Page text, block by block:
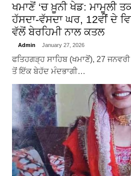
ਖਮਾਣੋਂ ‘ਚ ਖ਼ੂਨੀ ਖੇਡ: ਮਾਮੂਲੀ
ਹੱਸਦਾ-ਵੱਸਦਾ ਘਰ, 12ਵੀਂ ਦੇ
ਵੱਲੋਂ ਬੇਰਹਿਮੀ ਨਾਲ ਕਤਲ
Admin January 27, 2026
ਫਤਿਹਗੜ੍ਹ ਸਾਹਿਬ (ਖਮਾਣੋਂ), 27
ਤੋਂ ਇੱਕ ਬੇਹੱਦ ਮੰਦਭਾਗੀ…